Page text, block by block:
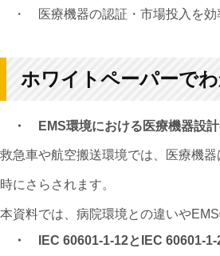
・ 医療機器の認証・市場投入を
ホワイトペーパーで
・ EMS環境における医療機器設計
救急車や航空搬送環境では、医療機
時にさらされます。
本資料では、病院環境との違いや
・
IEC 60601-1-12とIEC 60601-